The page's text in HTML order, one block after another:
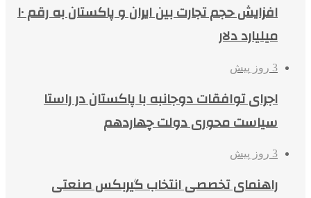
افزایش حجم تجارت بین ایران و پاکستان به رقم ۱۰
میلیارد دلار
3 روز پیش
اجرای توافقات دوجانبه با پاکستان در راستا
سیاست محوری دولت چهاردهم
3 روز پیش
راهنمای تخصصی انتخاب گیربکس صنعتی